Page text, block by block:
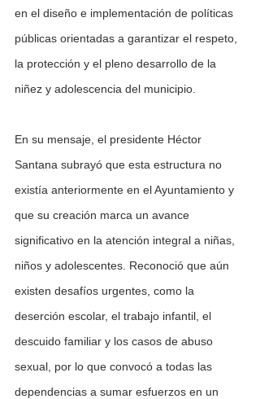
en el diseño e implementación de políticas
públicas orientadas a garantizar el respeto,
la protección y el pleno desarrollo de la
niñez y adolescencia del municipio.
En su mensaje, el presidente Héctor
Santana subrayó que esta estructura no
existía anteriormente en el Ayuntamiento y
que su creación marca un avance
significativo en la atención integral a niñas,
niños y adolescentes. Reconoció que aún
existen desafíos urgentes, como la
deserción escolar, el trabajo infantil, el
descuido familiar y los casos de abuso
sexual, por lo que convocó a todas las
dependencias a sumar esfuerzos en un